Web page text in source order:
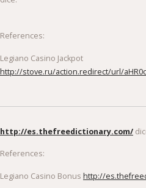
References:
Legiano Casino Jackpot
http://stove.ru/action.redirect/url/
http://es.thefreedictionary.com/
References:
Legiano Casino Bonus http://